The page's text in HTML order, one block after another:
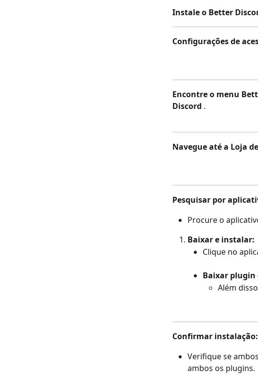
Instale o Better
Configurações de
Encontre o menu
Discord .
Navegue até a Loja
Pesquisar por
Procure o
Baixar e instalar:
Clique no
Baixar plugin
Além
Confirmar instalação:
Verifique se
ambos os plugins.